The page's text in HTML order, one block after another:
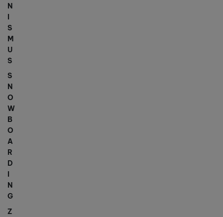
N
I
S
M
U
S
S
N
O
W
B
O
A
R
D
N
G
Z